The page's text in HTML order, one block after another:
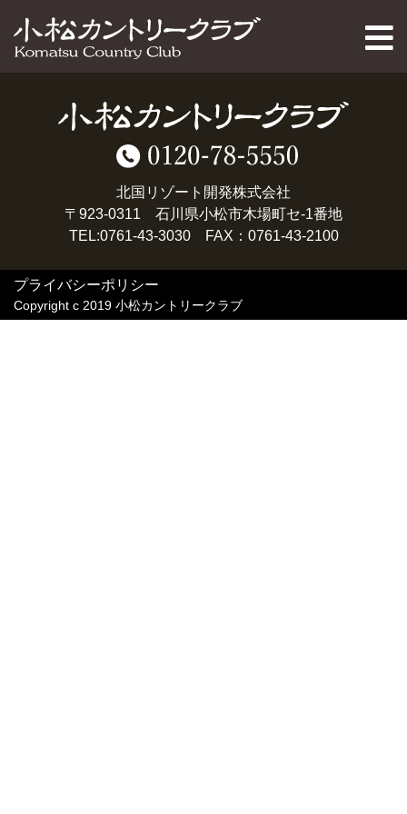
PAGE TOP
北国リゾート開発株式会社
〒923-0311 石川県小松市木場町セ-1番地
TEL:0761-43-3030 FAX：0761-43-2100
プライバシーポリシー
Copyright c 2019 小松カントリークラブ